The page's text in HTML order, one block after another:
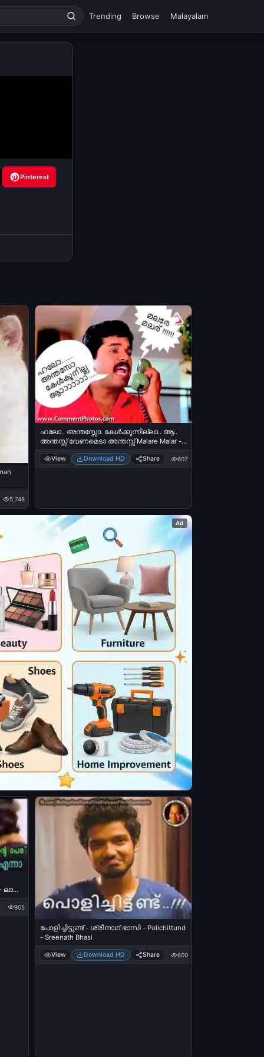
Trending Browse Malayalam
Pinterest
5,748
ഹലോ.. അന്തസ്സോ. കേള്‍ക്കുന്നില്ലാ.. ആ..
അന്തസ്സ് വേണമെടാ അന്തസ്സ് Malare Malar -
മുകേഷ് രാത്രി 11 മണി ഫോണ്‍ കോള്‍ -
Hello Anthasso, Kelkkunnilla, Anthas
View Download HD Share 607
Ad
ലാലു
905
പോളിച്ചിട്ടുണ്ട് - ശ്രീനാഥ് ഭാസി - Polichittund
- Sreenath Bhasi
View Download HD Share 600